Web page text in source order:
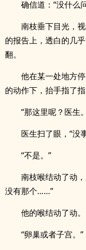
确信道：“没什么
南枝垂下目光，
的报告上，透白的几
翻。
他在某一处地方
的动作下，抬手指了
“那这里呢？医生
医生扫了眼，“没
“不是。”
南枝喉结动了动
没有那个……”
他的喉结动了动。
“卵巢或者子宫。”